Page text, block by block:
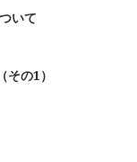
いて
の1）